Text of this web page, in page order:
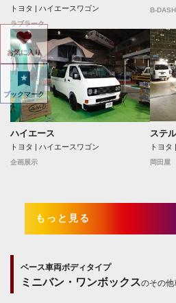
トヨタ | ハイエースワゴン
ラブラーク
B-DASH
ハイエース
トヨタ | ハイエースワゴン
企画展示
ステ
トヨタ
岡田屋
もっと見る
ベース車両ボディタイプ
ミニバン・ワンボックスのその他
お気に入り
ブックマーク